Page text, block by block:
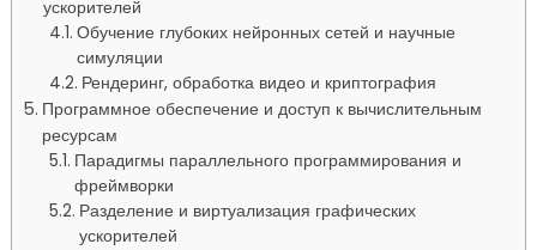
ускорителей
Обучение глубоких нейронных сетей и научные
симуляции
Рендеринг, обработка видео и криптография
Программное обеспечение и доступ к вычислительным
ресурсам
Парадигмы параллельного программирования и
фреймворки
Разделение и виртуализация графических
ускорителей